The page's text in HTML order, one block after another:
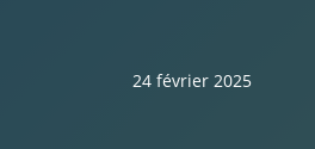
24 février 2025